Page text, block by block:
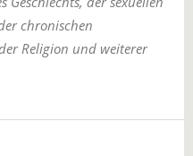
chronischen
Religion und weiterer